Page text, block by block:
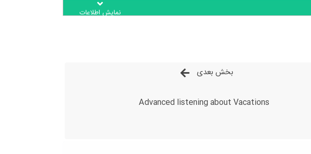
نمایش اطلاعات
بخش بعدی
Advanced listening about Vacations